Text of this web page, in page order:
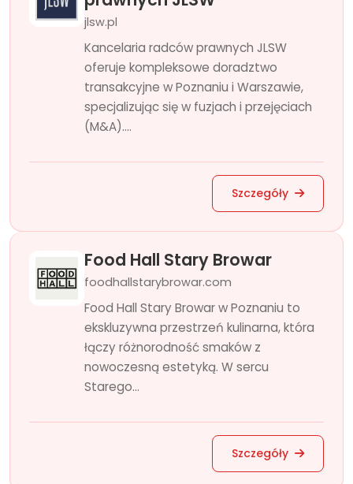
jlsw.pl
Kancelaria radców prawnych JLSW
oferuje kompleksowe doradztwo
transakcyjne w Poznaniu i Warszawie,
specjalizując się w fuzjach i przejęciach
(M&A)....
Szczegóły
Food Hall Stary Browar
foodhallstarybrowar.com
Food Hall Stary Browar w Poznaniu to
ekskluzywna przestrzeń kulinarna, która
łączy różnorodność smaków z
nowoczesną estetyką. W sercu
Starego...
Szczegóły